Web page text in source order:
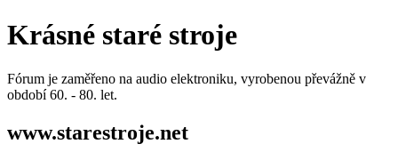
Krásné staré stroje
Fórum je zaměřeno na audio elektroniku, vyrobenou převážně v
období 60. - 80. let.
www.starestroje.net